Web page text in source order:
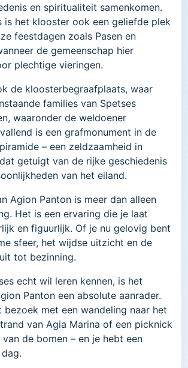
en spiritualiteit samenkomen.
is het klooster ook een geliefde plek
feestdagen zoals Pasen en
de gemeenschap hier
plechtige vieringen.
de kloosterbegraafplaats, waar
families van Spetses
waaronder de weldoener
is een grafmonument in de
– een zeldzaamheid in
getuigt van de rijke geschiedenis
van het eiland.
Agion Panton is meer dan alleen
Het is een ervaring die je laat
en figuurlijk. Of je nu gelovig bent
sfeer, het wijdse uitzicht en de
tot bezinning.
echt wil leren kennen, is het
Panton een absolute aanrader.
bezoek met een wandeling naar het
van Agia Marina of een picknick
de bomen – en je hebt een